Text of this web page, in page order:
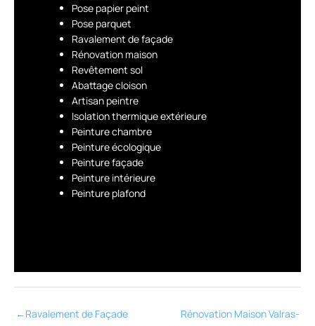
Pose papier peint
Pose parquet
Ravalement de façade
Rénovation maison
Revêtement sol
Abattage cloison
Artisan peintre
Isolation thermique extérieure
Peinture chambre
Peinture écologique
Peinture façade
Peinture intérieure
Peinture plafond
←Ravalement de Façade
Rénovation Maison Valras-